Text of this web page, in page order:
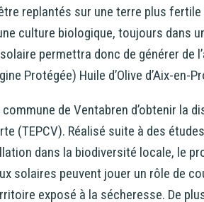
replantés sur une terre plus
culture biologique, toujours dans
permettra donc de générer de
Protégée) Huile d’Olive d’Aix-en-
de Ventabren d’obtenir la
(TEPCV). Réalisé suite à des
dans la biodiversité locale, le
solaires peuvent jouer un rôle de
exposé à la sécheresse. De